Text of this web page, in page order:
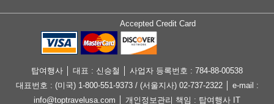
Accepted Credit Card
탑여행사 │ 대표 : 신승철 │ 사업자 등록번호 : 784-88-00538
대표번호 : (미국) 1-800-551-9373 / (서울지사) 02-737-2322 │ e-mail :
info@toptravelusa.com │ 개인정보관리 책임 : 탑여행사 IT